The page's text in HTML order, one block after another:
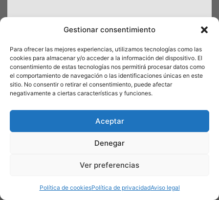
Gestionar consentimiento
Para ofrecer las mejores experiencias, utilizamos tecnologías como las
cookies para almacenar y/o acceder a la información del dispositivo. El
consentimiento de estas tecnologías nos permitirá procesar datos como
el comportamiento de navegación o las identificaciones únicas en este
sitio. No consentir o retirar el consentimiento, puede afectar
negativamente a ciertas características y funciones.
Aceptar
Denegar
Ver preferencias
Política de cookiesPolítica de privacidadAviso legal
Carrer de Fra Juníper Serra, 7
07014 Palma
Illes Balears – España
Tfno. +34 971 45 20 28
palma@platondental.com
Lunes a viernes, de 09:30h. a 19:30h.